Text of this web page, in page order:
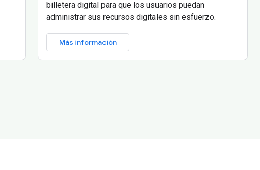
billetera digital para que los usuarios puedan
administrar sus recursos digitales sin esfuerzo.
Más información